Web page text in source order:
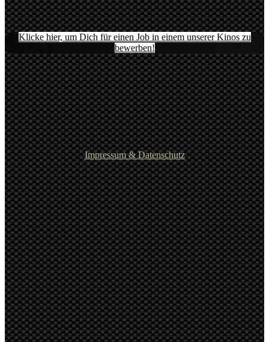
Klicke hier, um Dich für einen Job in einem unserer Kinos zu
bewerben!
Impressum & Datenschutz